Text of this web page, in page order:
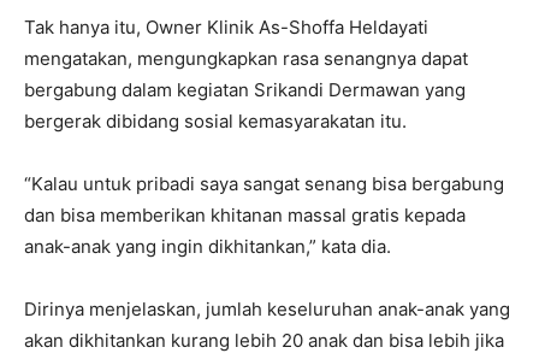
Tak hanya itu, Owner Klinik As-Shoffa Heldayati
mengatakan, mengungkapkan rasa senangnya dapat
bergabung dalam kegiatan Srikandi Dermawan yang
bergerak dibidang sosial kemasyarakatan itu.
“Kalau untuk pribadi saya sangat senang bisa bergabung
dan bisa memberikan khitanan massal gratis kepada
anak-anak yang ingin dikhitankan,” kata dia.
Dirinya menjelaskan, jumlah keseluruhan anak-anak yang
akan dikhitankan kurang lebih 20 anak dan bisa lebih jika